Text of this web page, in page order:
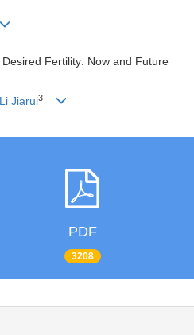
Desired Fertility: Now and Future
Li Jiarui3
PDF
3208